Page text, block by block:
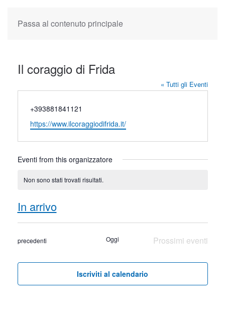
Passa al contenuto principale
Il coraggio di Frida
« Tutti gli Eventi
Telefono
+393881841121
Website
https://www.ilcoraggiodifrida.it/
Eventi from this organizzatore
Notice
Non sono stati trovati risultati.
In arrivo
Seleziona
data.
Eventi
precedenti Oggi Prossimi eventi
Iscriviti al calendario